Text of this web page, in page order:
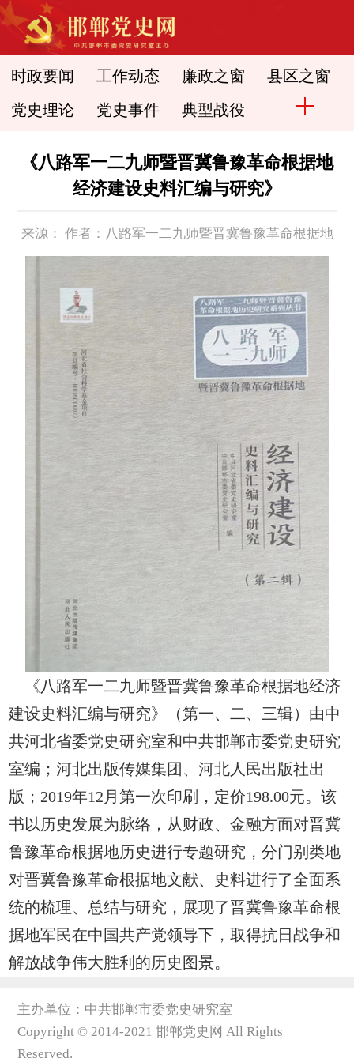
时政要闻 工作动态 廉政之窗 县区之窗
党史理论 党史事件 典型战役
《八路军一二九师暨晋冀鲁豫革命根据地
经济建设史料汇编与研究》
来源： 作者：八路军一二九师暨晋冀鲁豫革命根据地
经济建设史料汇编与研究 时间： 2020-10-14
《八路军一二九师暨晋冀鲁豫革命根据地经济
建设史料汇编与研究》（第一、二、三辑）由中
共河北省委党史研究室和中共邯郸市委党史研究
室编；河北出版传媒集团、河北人民出版社出
版；2019年12月第一次印刷，定价198.00元。该
书以历史发展为脉络，从财政、金融方面对晋冀
鲁豫革命根据地历史进行专题研究，分门别类地
对晋冀鲁豫革命根据地文献、史料进行了全面系
统的梳理、总结与研究，展现了晋冀鲁豫革命根
据地军民在中国共产党领导下，取得抗日战争和
解放战争伟大胜利的历史图景。
主办单位：中共邯郸市委党史研究室
Copyright © 2014-2021 邯郸党史网 All Rights
Reserved.